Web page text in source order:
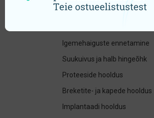
Hammaste valgendamine
Igemehaiguste ennetamine
Suukuivus ja halb hingeõhk
Proteeside hooldus
Breketite- ja kapede hooldus
Implantaadi hooldus